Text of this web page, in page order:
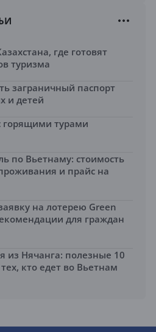
где готовят
туризма
заграничный паспорт
и детей
горящими турами
по Вьетнаму: стоимость
и прайс на
на лотерею Green
для граждан
из Нячанга: полезные 10
кто едет во Вьетнам